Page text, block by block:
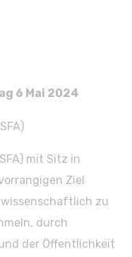
6 Mai 2024
mit Sitz in
Ziel
zu
durch
der Öffentlichkeit